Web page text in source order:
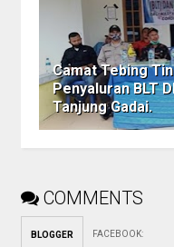
Camat Tebing
Penyaluran BLT
Tanjung Gadai.
COMMENTS
BLOGGER FACEBOOK: